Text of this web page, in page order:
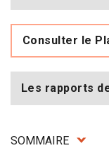
Consulter le
Les rapports
SOMMAIRE